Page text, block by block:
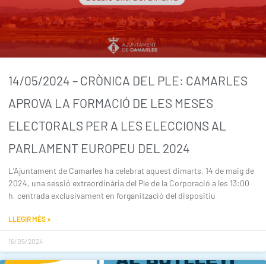
14/05/2024 – CRÒNICA DEL PLE: CAMARLES
APROVA LA FORMACIÓ DE LES MESES
ELECTORALS PER A LES ELECCIONS AL
PARLAMENT EUROPEU DEL 2024
L’Ajuntament de Camarles ha celebrat aquest dimarts, 14 de maig de
2024, una sessió extraordinària del Ple de la Corporació a les 13:00
h, centrada exclusivament en l’organització del dispositiu
LLEGIR MÉS »
16/05/2024